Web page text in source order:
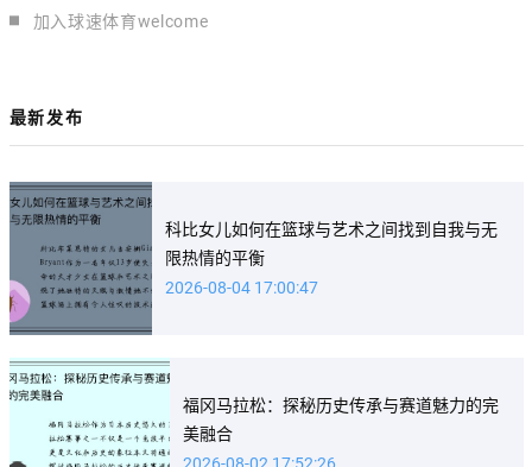
加入球速体育welcome
最新发布
科比女儿如何在篮球与艺术之间找到自我与无
限热情的平衡
2026-08-04 17:00:47
福冈马拉松：探秘历史传承与赛道魅力的完
美融合
2026-08-02 17:52:26